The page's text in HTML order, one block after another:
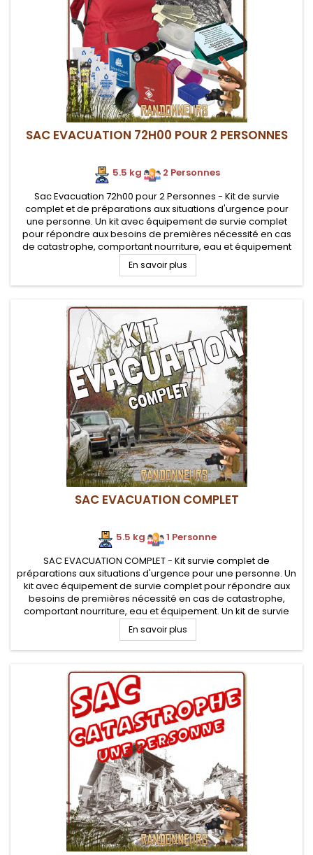
SAC EVACUATION 72H00 POUR 2 PERSONNES
5.5 kg . 2 Personnes
Sac Evacuation 72h00 pour 2 Personnes - Kit de survie
complet et de préparations aux situations d'urgence pour
une personne. Un kit avec équipement de survie complet
pour répondre aux besoins de premières nécessité en cas
de catastrophe, comportant nourriture, eau et équipement
pour deux personnes
En savoir plus
SAC EVACUATION COMPLET
5.5 kg .1 Personne
SAC EVACUATION COMPLET - Kit survie complet de
préparations aux situations d'urgence pour une personne. Un
kit avec équipement de survie complet pour répondre aux
besoins de premières nécessité en cas de catastrophe,
comportant nourriture, eau et équipement. Un kit de survie
aux catastrophes complet
En savoir plus